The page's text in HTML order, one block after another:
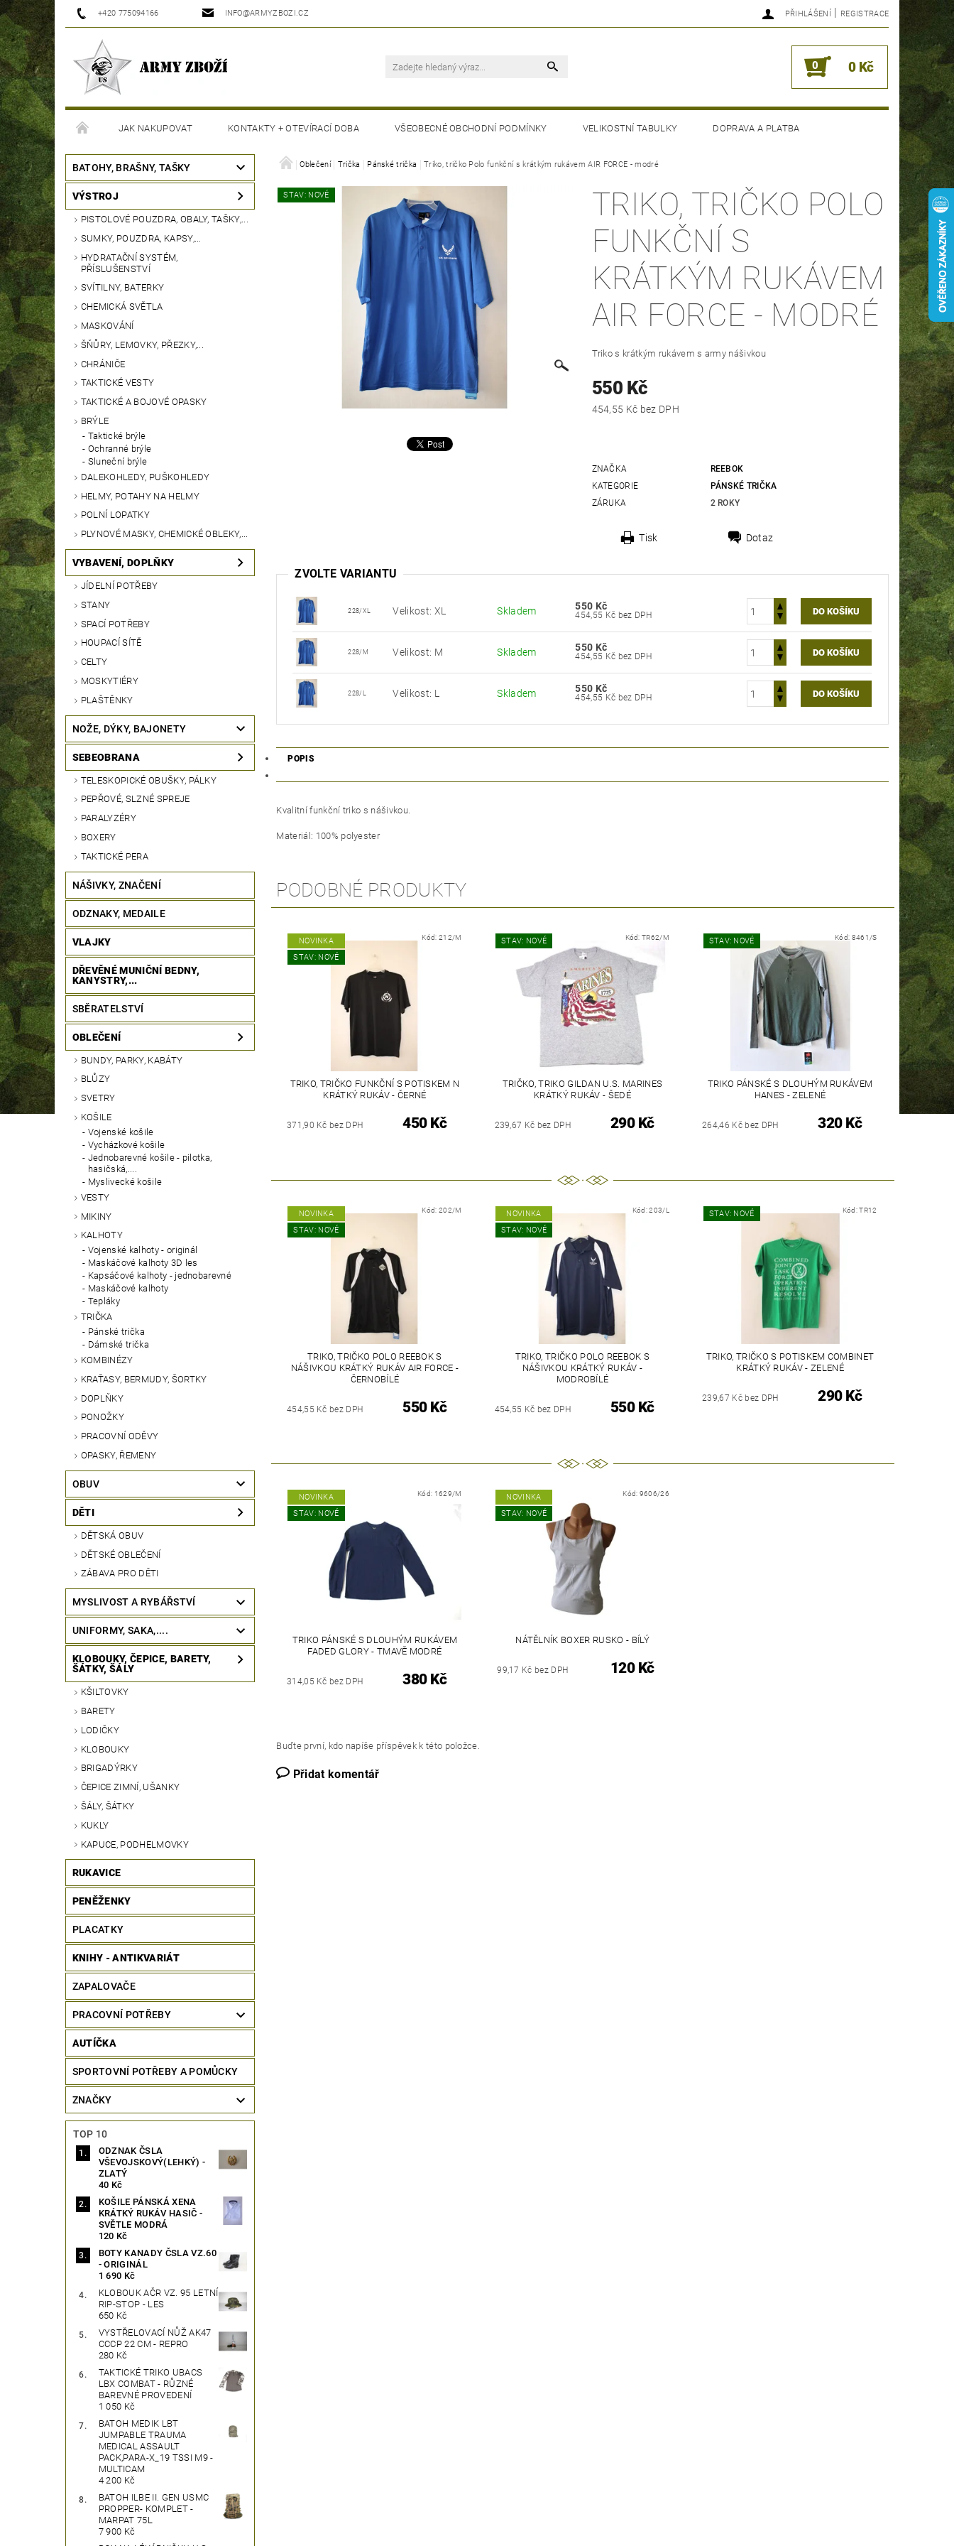
+420 775094166 INFO@ARMYZBOZI.CZ PŘIHLÁŠENÍ | REGISTRACE
0 0 Kč
JAK NAKUPOVAT KONTAKTY + OTEVÍRACÍ DOBA VŠEOBECNÉ OBCHODNÍ PODMÍNKY VELIKOSTNÍ TABULKY DOPRAVA A PLATBA
MOJE OBJEDNÁVKA
BATOHY, BRAŠNY, TAŠKY
VÝSTROJ
PISTOLOVÉ POUZDRA, OBALY, TAŠKY,...
SUMKY, POUZDRA, KAPSY,...
HYDRATAČNÍ SYSTÉM,
PŘÍSLUŠENSTVÍ
SVÍTILNY, BATERKY
CHEMICKÁ SVĚTLA
MASKOVÁNÍ
ŠŇŮRY, LEMOVKY, PŘEZKY,...
CHRÁNIČE
TAKTICKÉ VESTY
TAKTICKÉ A BOJOVÉ OPASKY
BRÝLE
Taktické brýle
Ochranné brýle
Sluneční brýle
DALEKOHLEDY, PUŠKOHLEDY
HELMY, POTAHY NA HELMY
POLNÍ LOPATKY
PLYNOVÉ MASKY, CHEMICKÉ OBLEKY,...
VYBAVENÍ, DOPLŇKY
JÍDELNÍ POTŘEBY
STANY
SPACÍ POTŘEBY
HOUPACÍ SÍTĚ
CELTY
MOSKYTIÉRY
PLAŠTĚNKY
NOŽE, DÝKY, BAJONETY
SEBEOBRANA
TELESKOPICKÉ OBUŠKY, PÁLKY
PEPŘOVÉ, SLZNÉ SPREJE
PARALYZÉRY
BOXERY
TAKTICKÉ PERA
NÁŠIVKY, ZNAČENÍ
ODZNAKY, MEDAILE
VLAJKY
DŘEVĚNÉ MUNIČNÍ BEDNY,
KANYSTRY,...
SBĚRATELSTVÍ
OBLEČENÍ
BUNDY, PARKY, KABÁTY
BLŮZY
SVETRY
KOŠILE
Vojenské košile
Vycházkové košile
Jednobarevné košile - pilotka,
hasičská,....
Myslivecké košile
VESTY
MIKINY
KALHOTY
Vojenské kalhoty - originál
Maskáčové kalhoty 3D les
Kapsáčové kalhoty - jednobarevné
Maskáčové kalhoty
Tepláky
TRIČKA
Pánské trička
Dámské trička
KOMBINÉZY
KRAŤASY, BERMUDY, ŠORTKY
DOPLŇKY
PONOŽKY
PRACOVNÍ ODĚVY
OPASKY, ŘEMENY
OBUV
DĚTI
DĚTSKÁ OBUV
DĚTSKÉ OBLEČENÍ
ZÁBAVA PRO DĚTI
MYSLIVOST A RYBÁŘSTVÍ
UNIFORMY, SAKA,....
KLOBOUKY, ČEPICE, BARETY,
ŠÁTKY, ŠÁLY
KŠILTOVKY
BARETY
LODIČKY
KLOBOUKY
BRIGADÝRKY
ČEPICE ZIMNÍ, UŠANKY
ŠÁLY, ŠÁTKY
KUKLY
KAPUCE, PODHELMOVKY
RUKAVICE
PENĚŽENKY
PLACATKY
KNIHY - ANTIKVARIÁT
ZAPALOVAČE
PRACOVNÍ POTŘEBY
AUTÍČKA
SPORTOVNÍ POTŘEBY A POMŮCKY
ZNAČKY
TOP 10
ODZNAK ČSLA
VŠEVOJSKOVÝ(LEHKÝ) -
ZLATÝ
40 Kč
KOŠILE PÁNSKÁ XENA
KRÁTKÝ RUKÁV HASIČ -
SVĚTLE MODRÁ
120 Kč
BOTY KANADY ČSLA VZ.60
- ORIGINÁL
1 690 Kč
KLOBOUK AČR VZ. 95 LETNÍ
RIP-STOP - LES
650 Kč
VYSTŘELOVACÍ NŮŽ AK47
CCCP 22 CM - REPRO
280 Kč
TAKTICKÉ TRIKO UBACS
LBX COMBAT - RŮZNÉ
BAREVNÉ PROVEDENÍ
1 050 Kč
BATOH MEDIK LBT
JUMPABLE TRAUMA
MEDICAL ASSAULT
PACK,PARA-X_19 TSSI M9 -
MULTICAM
4 200 Kč
BATOH ILBE II. GEN USMC
PROPPER- KOMPLET -
MARPAT 75L
7 900 Kč
Oblečení Trička Pánské trička Triko, tričko Polo funkční s krátkým rukávem AIR FORCE - modré
STAV: NOVÉ
TRIKO, TRIČKO POLO
FUNKČNÍ S
KRÁTKÝM RUKÁVEM
AIR FORCE - MODRÉ
Triko s krátkým rukávem s army nášivkou
550 Kč
454,55 Kč bez DPH
ZNAČKA
REEBOK
KATEGORIE
PÁNSKÉ TRIČKA
ZÁRUKA
2 ROKY
Tisk Dotaz
ZVOLTE VARIANTU
228/XL Velikost: XL Skladem 550 Kč
454,55 Kč bez DPH
228/M Velikost: M Skladem 550 Kč
454,55 Kč bez DPH
228/L Velikost: L Skladem 550 Kč
454,55 Kč bez DPH
POPIS
Kvalitní funkční triko s nášivkou.
Materiál: 100% polyester
PODOBNÉ PRODUKTY
NOVINKA
STAV: NOVÉ
Kód: 212/M
TRIKO, TRIČKO FUNKČNÍ S POTISKEM N
KRÁTKÝ RUKÁV - ČERNÉ
371,90 Kč bez DPH 450 Kč
STAV: NOVÉ Kód:TR62/M
TRIČKO, TRIKO GILDAN U.S. MARINES
KRÁTKÝ RUKÁV - ŠEDÉ
239,67 Kč bez DPH 290 Kč
STAV: NOVÉ Kód: 8461/S
TRIKO PÁNSKÉ S DLOUHÝM RUKÁVEM
HANES - ZELENÉ
264,46 Kč bez DPH 320 Kč
NOVINKA
STAV: NOVÉ
Kód: 202/M
TRIKO, TRIČKO POLO REEBOK S
NÁŠIVKOU KRÁTKÝ RUKÁV AIR FORCE -
ČERNOBÍLÉ
454,55 Kč bez DPH 550 Kč
NOVINKA
STAV: NOVÉ
Kód:203/L
TRIKO, TRIČKO POLO REEBOK S
NÁŠIVKOU KRÁTKÝ RUKÁV -
MODROBÍLÉ
454,55 Kč bez DPH 550 Kč
STAV: NOVÉ Kód:TR12
TRIKO, TRIČKO S POTISKEM COMBINET
KRÁTKÝ RUKÁV - ZELENÉ
239,67 Kč bez DPH 290 Kč
NOVINKA
STAV: NOVÉ
Kód: 1629/M
TRIKO PÁNSKÉ S DLOUHÝM RUKÁVEM
FADED GLORY - TMAVĚ MODRÉ
314,05 Kč bez DPH 380 Kč
NOVINKA
STAV: NOVÉ
Kód: 9606/26
NÁTĚLNÍK BOXER RUSKO - BÍLÝ
99,17 Kč bez DPH 120 Kč
Buďte první, kdo napíše příspěvek k této položce.
Přidat komentář